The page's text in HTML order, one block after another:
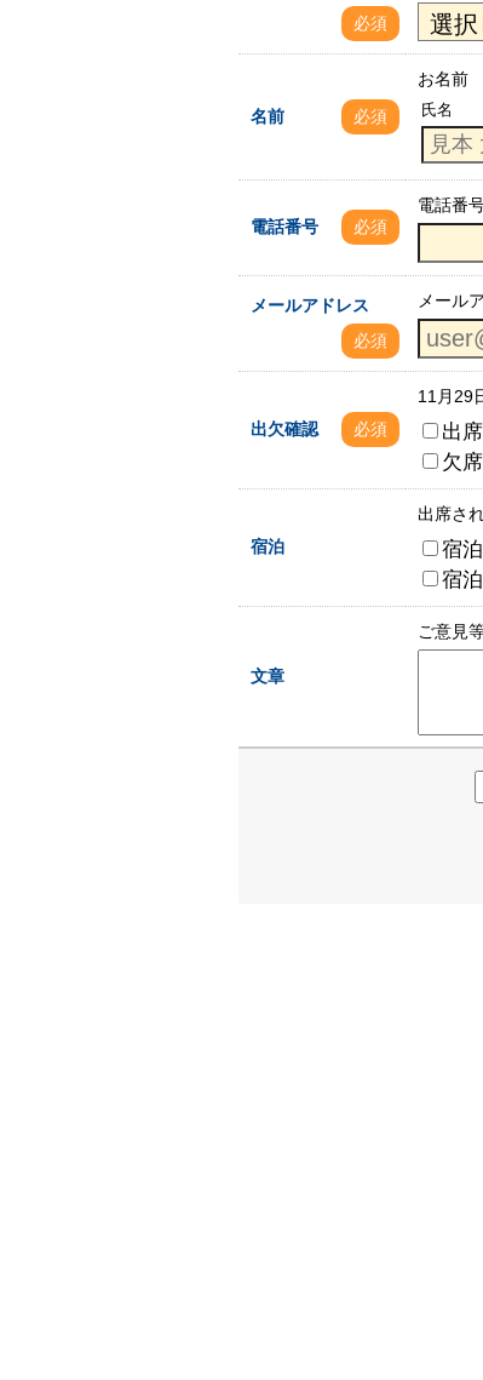
必須
名前 必須
お名前
氏名
電話番号 必須
電話番
メールアドレス
必須
メール
出欠確認 必須
11月29
出
欠
宿泊
出席さ
宿
宿
文章
ご意見